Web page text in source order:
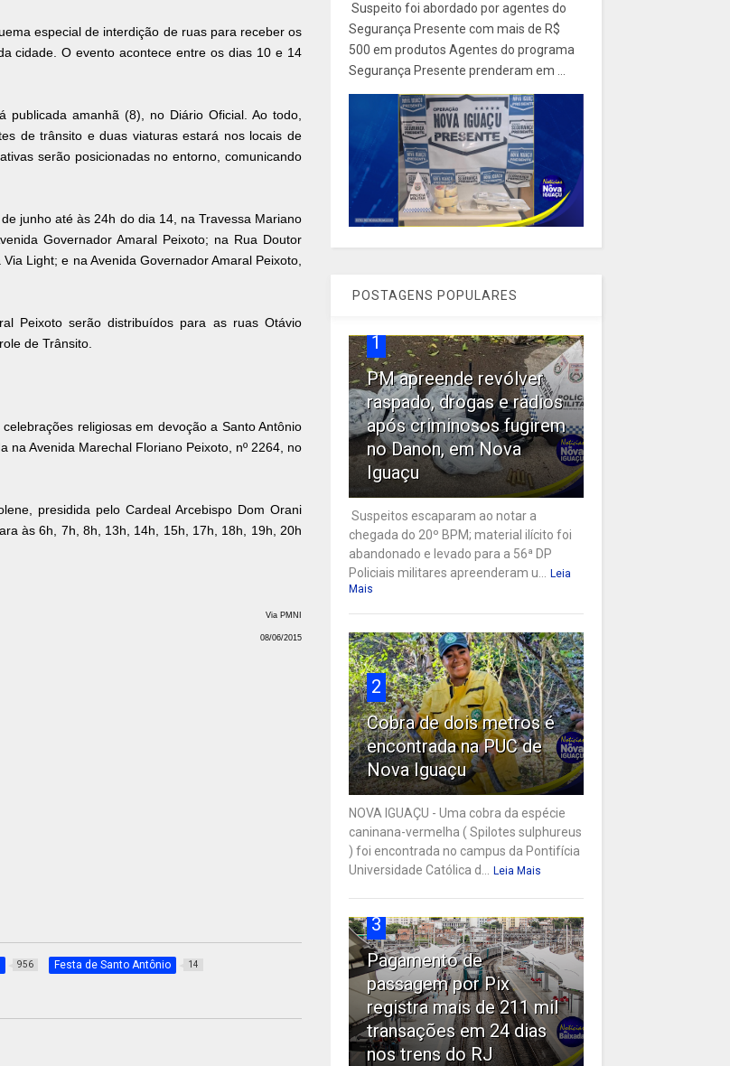
especial de interdição de ruas para receber os
cidade. O evento acontece entre os dias 10 e 14
amanhã (8), no Diário Oficial. Ao todo,
de trânsito e duas viaturas estará nos locais de
serão posicionadas no entorno, comunicando
junho até às 24h do dia 14, na Travessa Mariano
Governador Amaral Peixoto; na Rua Doutor
Light; e na Avenida Governador Amaral Peixoto,
Peixoto serão distribuídos para as ruas Otávio
de Trânsito.
religiosas em devoção a Santo Antônio
na Avenida Marechal Floriano Peixoto, nº 2264, no
presidida pelo Cardeal Arcebispo Dom Orani
às 6h, 7h, 8h, 13h, 14h, 15h, 17h, 18h, 19h, 20h
Via PMNI
08/06/2015
956 Festa de Santo Antônio 14
Suspeito foi abordado por agentes do
Segurança Presente com mais de R$
500 em produtos Agentes do programa
Segurança Presente prenderam em ...
POSTAGENS POPULARES
1
PM apreende revólver
raspado, drogas e rádios
após criminosos fugirem
no Danon, em Nova
Iguaçu
Suspeitos escaparam ao notar a
chegada do 20º BPM; material ilícito foi
abandonado e levado para a 56ª DP
Policiais militares apreenderam u...
Leia
Mais
2
Cobra de dois metros é
encontrada na PUC de
Nova Iguaçu
NOVA IGUAÇU - Uma cobra da espécie
caninana-vermelha ( Spilotes sulphureus
) foi encontrada no campus da Pontifícia
Universidade Católica d...
Leia Mais
3
Pagamento de
passagem por Pix
registra mais de 211 mil
transações em 24 dias
nos trens do RJ